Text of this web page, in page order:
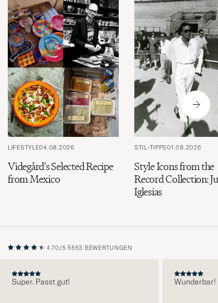
LIFESTYLE04.08.2026
Videgård's Selected Recipe
from Mexico
STIL-TIPPS01.08.2026
Style Icons from the
Record Collection:
Iglesias
4.70/5 5553 BEWERTUNGEN
Super. Passt gut! Wunderbar!